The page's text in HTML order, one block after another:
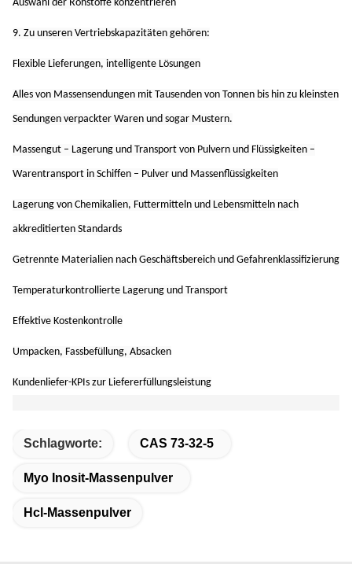
Auswahl der Rohstoffe konzentrieren
9. Zu unseren Vertriebskapazitäten gehören:
Flexible Lieferungen, intelligente Lösungen
Alles von Massensendungen mit Tausenden von Tonnen bis hin zu kleinsten
Sendungen verpackter Waren und sogar Mustern.
Massengut – Lagerung und Transport von Pulvern und Flüssigkeiten –
Warentransport in Schiffen – Pulver und Massenflüssigkeiten
Lagerung von Chemikalien, Futtermitteln und Lebensmitteln nach
akkreditierten Standards
Getrennte Materialien nach Geschäftsbereich und Gefahrenklassifizierung
Temperaturkontrollierte Lagerung und Transport
Effektive Kostenkontrolle
Umpacken, Fassbefüllung, Absacken
Kundenliefer-KPIs zur Liefererfüllungsleistung
Schlagworte: CAS 73-32-5
Myo Inosit-Massenpulver
Hcl-Massenpulver